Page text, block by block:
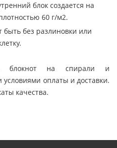
блок создается на
60 г/м2.
быть без разлиновки или
блокнот на спирали и
условиями оплаты и доставки.
качества.